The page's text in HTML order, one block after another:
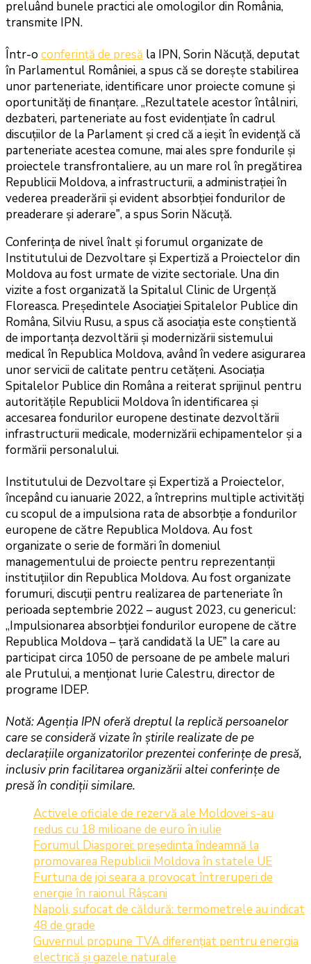
preluând bunele practici ale omologilor din România,
transmite IPN.
Într-o conferință de presă la IPN, Sorin Năcuță, deputat
în Parlamentul României, a spus că se dorește stabilirea
unor parteneriate, identificare unor proiecte comune și
oportunități de finanțare. „Rezultatele acestor întâlniri,
dezbateri, parteneriate au fost evidențiate în cadrul
discuțiilor de la Parlament și cred că a ieșit în evidență că
parteneriate acestea comune, mai ales spre fondurile și
proiectele transfrontaliere, au un mare rol în pregătirea
Republicii Moldova, a infrastructurii, a administrației în
vederea preaderării și evident absorbției fondurilor de
preaderare și aderareˮ, a spus Sorin Năcuță.
Conferința de nivel înalt și forumul organizate de
Institutului de Dezvoltare și Expertiză a Proiectelor din
Moldova au fost urmate de vizite sectoriale. Una din
vizite a fost organizată la Spitalul Clinic de Urgență
Floreasca. Președintele Asociației Spitalelor Publice din
Româna, Silviu Rusu, a spus că asociația este conștientă
de importanța dezvoltării și modernizării sistemului
medical în Republica Moldova, având în vedere asigurarea
unor servicii de calitate pentru cetățeni. Asociația
Spitalelor Publice din Româna a reiterat sprijinul pentru
autoritățile Republicii Moldova în identificarea și
accesarea fondurilor europene destinate dezvoltării
infrastructurii medicale, modernizării echipamentelor și a
formării personalului.
Institutului de Dezvoltare și Expertiză a Proiectelor,
începând cu ianuarie 2022, a întreprins multiple activități
cu scopul de a impulsiona rata de absorbție a fondurilor
europene de către Republica Moldova. Au fost
organizate o serie de formări în domeniul
managementului de proiecte pentru reprezentanții
instituțiilor din Republica Moldova. Au fost organizate
forumuri, discuții pentru realizarea de parteneriate în
perioada septembrie 2022 – august 2023, cu genericul:
„Impulsionarea absorbției fondurilor europene de către
Republica Moldova – țară candidată la UEˮ la care au
participat circa 1050 de persoane de pe ambele maluri
ale Prutului, a menționat Iurie Calestru, director de
programe IDEP.
Notă: Agenția IPN oferă dreptul la replică persoanelor
care se consideră vizate în știrile realizate de pe
declarațiile organizatorilor prezentei conferințe de presă,
inclusiv prin facilitarea organizării altei conferințe de
presă în condiții similare.
Activele oficiale de rezervă ale Moldovei s-au
redus cu 18 milioane de euro în iulie
Forumul Diasporei: președinta îndeamnă la
promovarea Republicii Moldova în statele UE
Furtuna de joi seara a provocat întreruperi de
energie în raionul Râșcani
Napoli, sufocat de căldură: termometrele au indicat
48 de grade
Guvernul propune TVA diferențiat pentru energia
electrică și gazele naturale